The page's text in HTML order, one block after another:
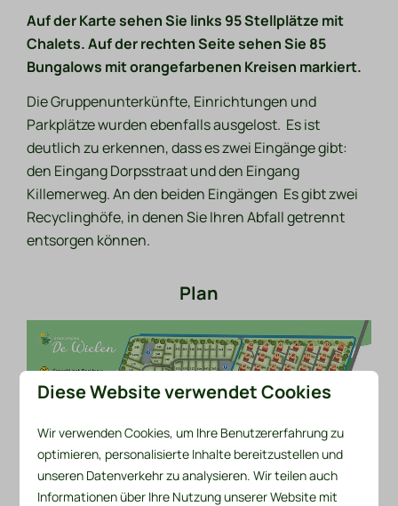
Auf der Karte sehen Sie links 95 Stellplätze mit
Chalets. Auf der rechten Seite sehen Sie 85
Bungalows mit orangefarbenen Kreisen markiert.
Die Gruppenunterkünfte, Einrichtungen und
Parkplätze wurden ebenfalls ausgelost. Es ist
deutlich zu erkennen, dass es zwei Eingänge gibt:
den Eingang Dorpsstraat und den Eingang
Killemerweg. An den beiden Eingängen Es gibt zwei
Recyclinghöfe, in denen Sie Ihren Abfall getrennt
entsorgen können.
Plan
Diese Website verwendet Cookies
Wir verwenden Cookies, um Ihre Benutzererfahrung zu
optimieren, personalisierte Inhalte bereitzustellen und
unseren Datenverkehr zu analysieren. Wir teilen auch
Informationen über Ihre Nutzung unserer Website mit